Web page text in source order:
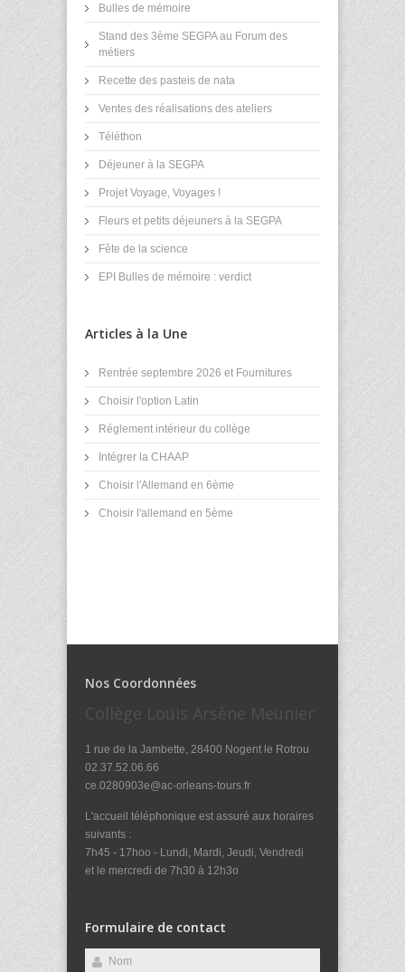
Bulles de mémoire
Stand des 3ème SEGPA au Forum des
métiers
Recette des pasteis de nata
Ventes des réalisations des ateliers
Téléthon
Déjeuner à la SEGPA
Projet Voyage, Voyages !
Fleurs et petits déjeuners à la SEGPA
Fête de la science
EPI Bulles de mémoire : verdict
Articles à la Une
Rentrée septembre 2026 et Fournitures
Choisir l'option Latin
Réglement intérieur du collège
Intégrer la CHAAP
Choisir l'Allemand en 6ème
Choisir l'allemand en 5ème
Nos Coordonnées
Collège Louis Arsène Meunier
1 rue de la Jambette, 28400 Nogent le Rotrou
02.37.52.06.66
ce.0280903e@ac-orleans-tours.fr
L'accueil téléphonique est assuré aux horaires
suivants :
7h45 - 17hoo - Lundi, Mardi, Jeudi, Vendredi
et le mercredi de 7h30 à 12h3o
Formulaire de contact